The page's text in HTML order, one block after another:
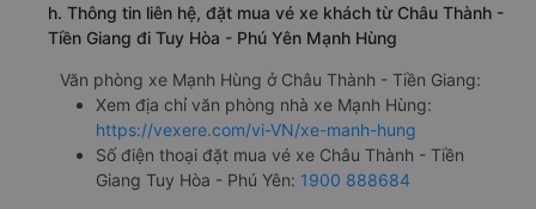
h. Thông tin liên hệ, đặt mua vé xe khách từ Châu Thành -
Tiền Giang đi Tuy Hòa - Phú Yên Mạnh Hùng
Văn phòng xe Mạnh Hùng ở Châu Thành - Tiền Giang:
Xem địa chỉ văn phòng nhà xe Mạnh Hùng:
https://vexere.com/vi-VN/xe-manh-hung
Số điện thoại đặt mua vé xe Châu Thành - Tiền
Giang Tuy Hòa - Phú Yên: 1900 888684